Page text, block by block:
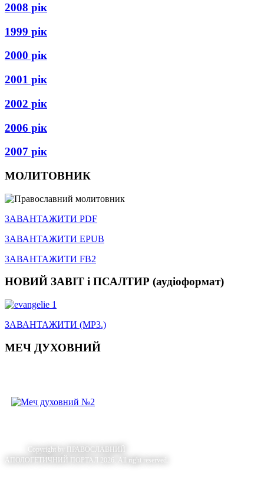
2008 рік
1999 рік
2000 рік
2001 рік
2002 рік
2006 рік
2007 рік
МОЛИТОВНИК
ЗАВАНТАЖИТИ PDF
ЗАВАНТАЖИТИ EPUB
ЗАВАНТАЖИТИ FB2
НОВИЙ ЗАВІТ і ПСАЛТИР (аудіоформат)
ЗАВАНТАЖИТИ (MP3.)
МЕЧ ДУХОВНИЙ
Copyright by
ПРАВОСЛАВНИЙ
АПОЛОГЕТИЧНИЙ ПОРТАЛ 2026. All right reserved.